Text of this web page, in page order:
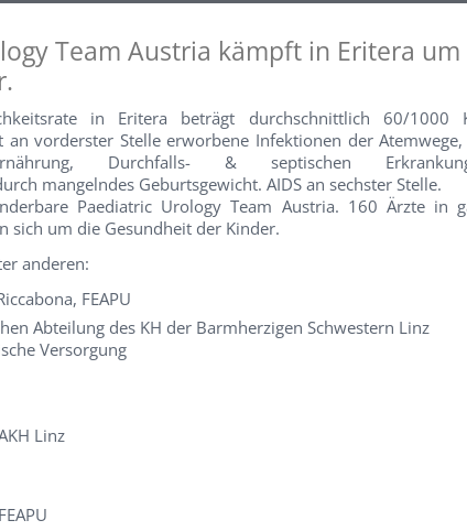
Team Austria kämpft in Eritera um
in Eritera beträgt durchschnittlich 60/1000
an vorderster Stelle erworbene Infektionen der
Durchfalls- & septischen
mangelndes Geburtsgewicht. AIDS an sechster Stelle.
Paediatric Urology Team Austria. 160 Ärzte in
sich um die Gesundheit der Kinder.
anderen:
FEAPU
Abteilung des KH der Barmherzigen Schwestern Linz
Versorgung
Linz